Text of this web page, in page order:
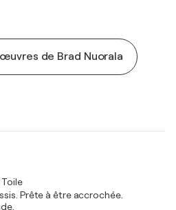
de Brad Nuorala
Prête à être accrochée.